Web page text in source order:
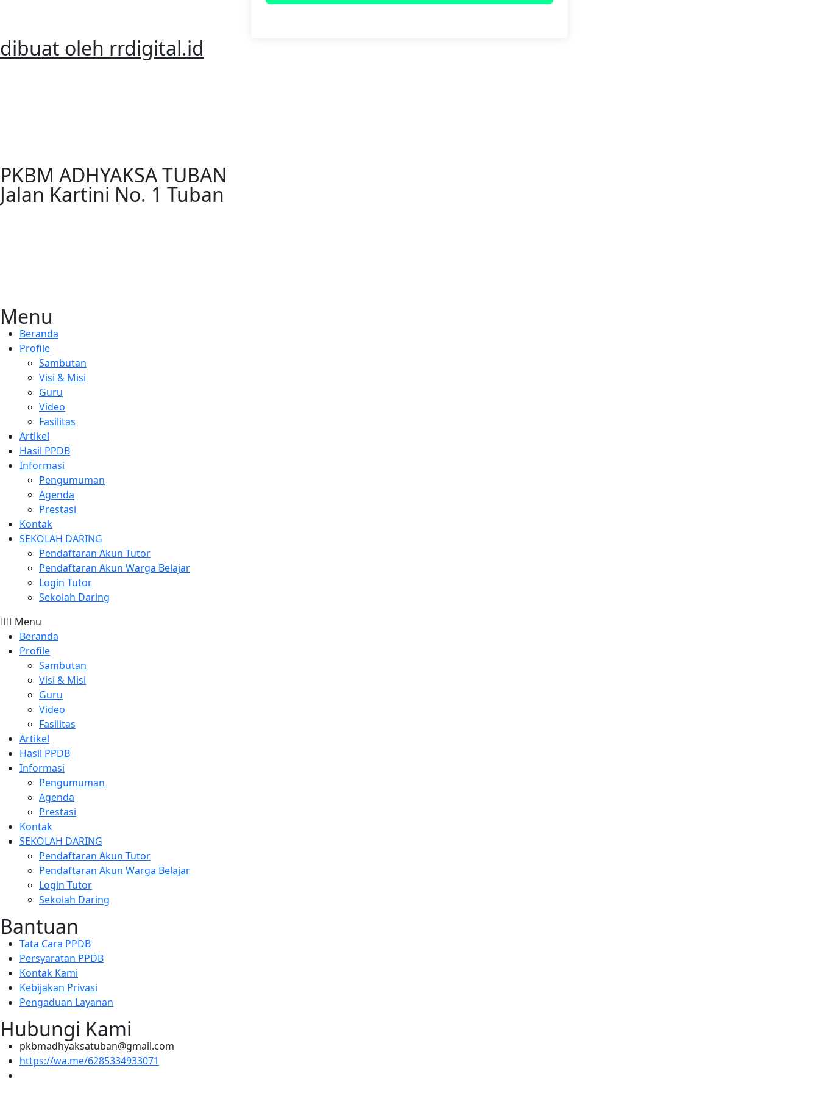
dibuat oleh rrdigital.id
PKBM ADHYAKSA TUBAN
Jalan Kartini No. 1 Tuban
Menu
Beranda
Profile
Sambutan
Visi & Misi
Guru
Video
Fasilitas
Artikel
Hasil PPDB
Informasi
Pengumuman
Agenda
Prestasi
Kontak
SEKOLAH DARING
Pendaftaran Akun Tutor
Pendaftaran Akun Warga Belajar
Login Tutor
Sekolah Daring
Menu
Beranda
Profile
Sambutan
Visi & Misi
Guru
Video
Fasilitas
Artikel
Hasil PPDB
Informasi
Pengumuman
Agenda
Prestasi
Kontak
SEKOLAH DARING
Pendaftaran Akun Tutor
Pendaftaran Akun Warga Belajar
Login Tutor
Sekolah Daring
Bantuan
Tata Cara PPDB
Persyaratan PPDB
Kontak Kami
Kebijakan Privasi
Pengaduan Layanan
Hubungi Kami
pkbmadhyaksatuban@gmail.com
https://wa.me/6285334933071